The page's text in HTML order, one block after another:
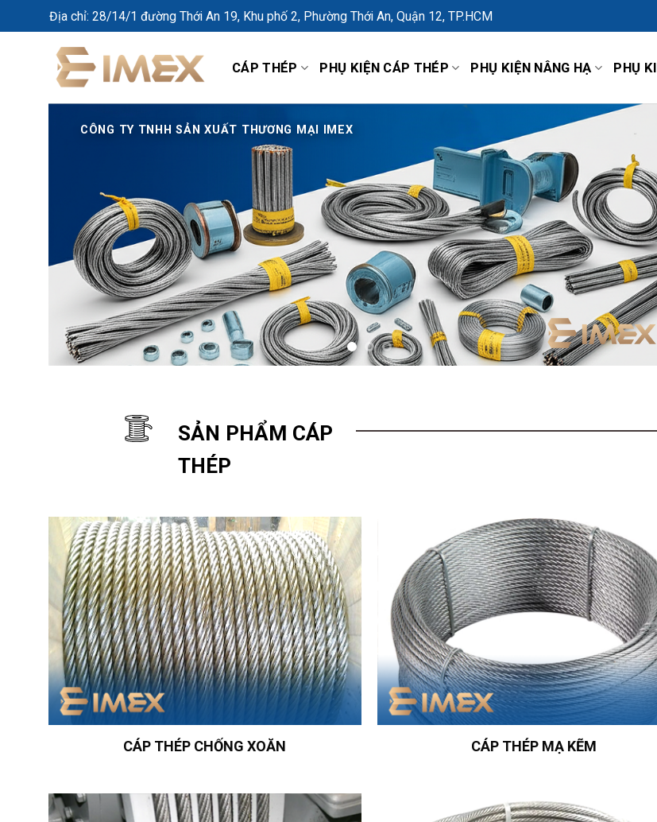
qua
Địa chỉ: 28/14/1 đường Thới An 19, Khu phố 2, Phường Thới An, Quận 12, TP.HCM
CÁP THÉP PHỤ KIỆN CÁP THÉP PHỤ KIỆN NÂNG HẠ PHỤ
CÔNG TY TNHH SẢN XUẤT
THƯƠNG MẠI IMEX
Địa chỉ: 28/14/1 đường Thới An 19, Khu phố 2, phường Thới An, Quận
12, Thành phố Hồ Chí Minh, Việt Nam
SẢN PHẨM CÁP
THÉP
CÁP THÉP CHỐNG XOĂN CÁP THÉP MẠ KẼM